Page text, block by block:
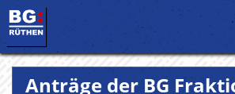
Anträge der BG